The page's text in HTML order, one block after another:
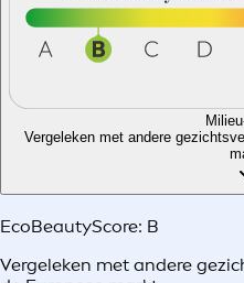
Vergeleken met andere
EcoBeautyScore: B
Vergeleken met andere